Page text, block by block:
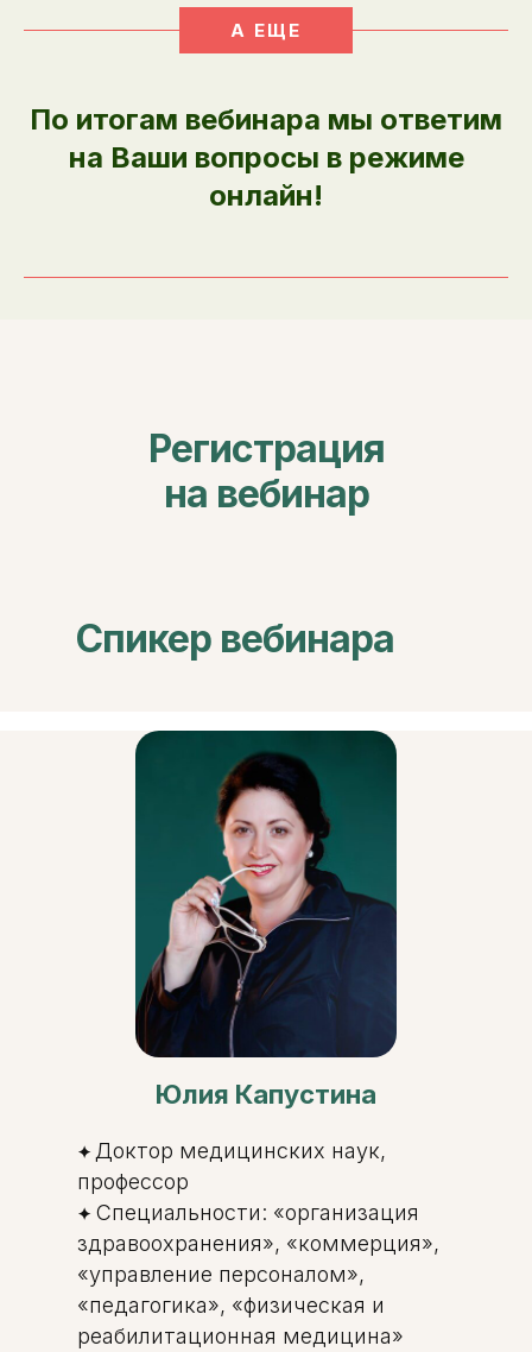
А ЕЩЕ
По итогам вебинара мы ответим
на Ваши вопросы в режиме
онлайн!
Регистрация
на вебинар
Спикер вебинара
Юлия Капустина
✦ Доктор медицинских наук,
профессор
✦ Специальности: «организация
здравоохранения», «коммерция»,
«управление персоналом»,
«педагогика», «физическая и
реабилитационная медицина»